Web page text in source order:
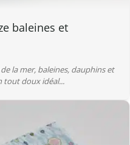
baleines et
la mer, baleines, dauphins et
tout doux idéal...